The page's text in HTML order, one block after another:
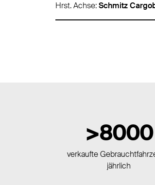
Hrst. Achse:Schmitz
8000
verkaufte
jährlich